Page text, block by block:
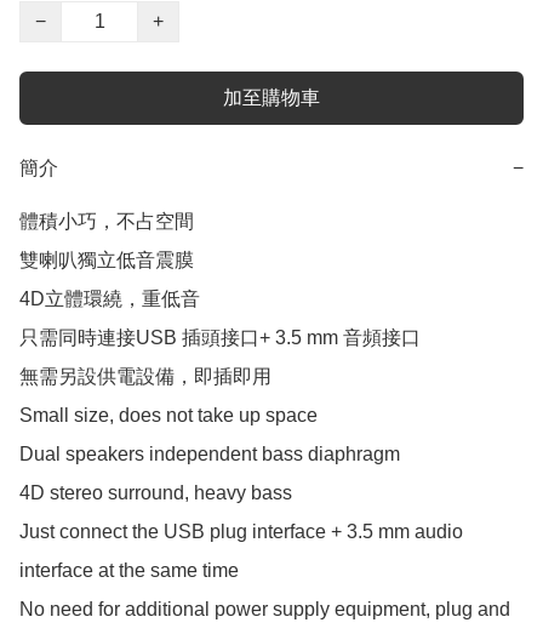
−
+
加至購物車
簡介 −
體積小巧，不占空間
雙喇叭獨立低音震膜
4D立體環繞，重低音
只需同時連接USB 插頭接口+ 3.5 mm 音頻接口
無需另設供電設備，即插即用
Small size, does not take up space
Dual speakers independent bass diaphragm
4D stereo surround, heavy bass
Just connect the USB plug interface + 3.5 mm audio
interface at the same time
No need for additional power supply equipment, plug and